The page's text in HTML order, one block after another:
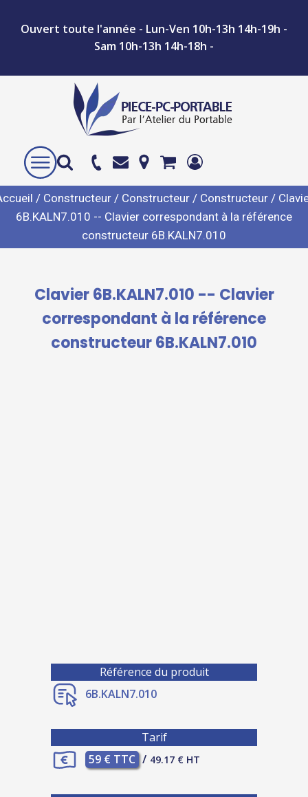
Ouvert toute l'année - Lun-Ven 10h-13h 14h-19h -
Sam 10h-13h 14h-18h -
/ Constructeur/ Constructeur/ Constructeur/
6B.KALN7.010 -- Clavier correspondant à la référence
constructeur 6B.KALN7.010
Clavier 6B.KALN7.010 -- Clavier
correspondant à la référence
constructeur 6B.KALN7.010
Référence du produit
6B.KALN7.010
Tarif
59 € TTC / 49.17 € HT